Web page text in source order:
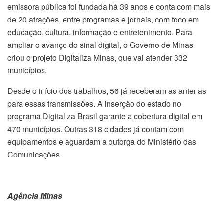
emissora pública foi fundada há 39 anos e conta com mais
de 20 atrações, entre programas e jornais, com foco em
educação, cultura, informação e entretenimento. Para
ampliar o avanço do sinal digital, o Governo de Minas
criou o projeto Digitaliza Minas, que vai atender 332
municípios.
Desde o início dos trabalhos, 56 já receberam as antenas
para essas transmissões. A inserção do estado no
programa Digitaliza Brasil garante a cobertura digital em
470 municípios. Outras 318 cidades já contam com
equipamentos e aguardam a outorga do Ministério das
Comunicações.
Agência Minas